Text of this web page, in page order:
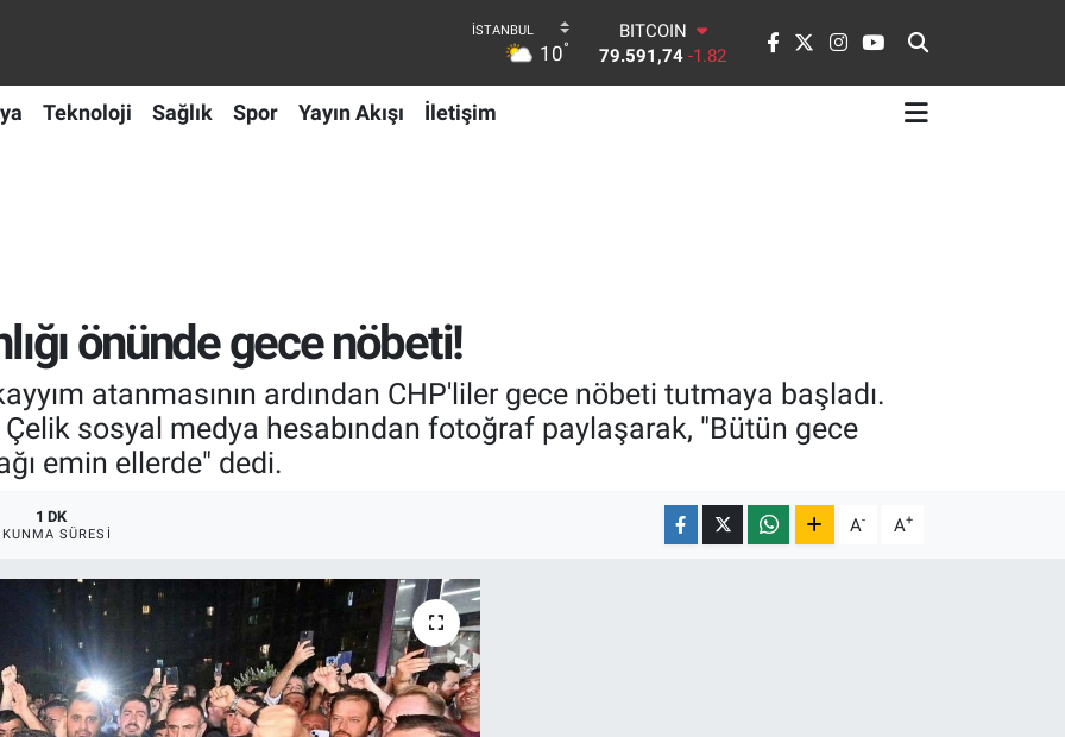
10°
79.591,74
DOLAR
45,43620
Teknoloji Sağlık Spor Yayın Akışı İletişim
önünde gece nöbeti!
atanmasının ardından CHP'liler gece nöbeti tutmaya başladı.
sosyal medya hesabından fotoğraf paylaşarak, "Bütün gece
emin ellerde" dedi.
1 DK
SÜRESI A- A+